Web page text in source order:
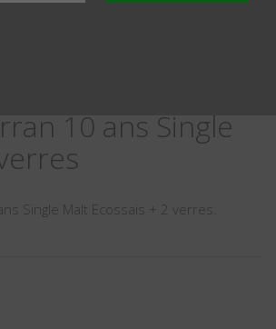
10 ans Single
Single Malt Ecossais + 2 verres.